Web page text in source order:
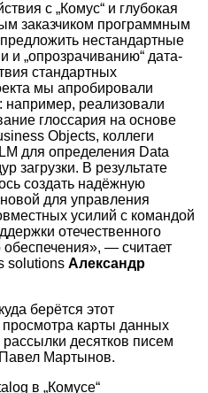
с „Комус“ и глубокая
заказчиком программным
нестандартные
и „опрозрачиванию“ дата-
стандартных
мы апробировали
например, реализовали
глоссария на основе
Objects, коллеги
для определения Data
загрузки. В результате
создать надёжную
для управления
усилий с командой
отечественного
— считает
solutions Александр
берётся этот
просмотра карты данных
десятков писем
Мартынов.
в „Комусе“